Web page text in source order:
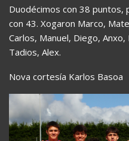
Duodécimos con 38 puntos,
con 43. Xogaron Marco,
Carlos, Manuel, Diego,
Tadios, Alex.
Nova cortesía Karlos Basoa